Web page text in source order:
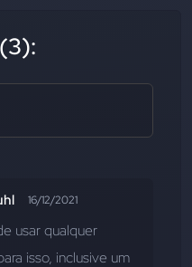
16/12/2021
usar qualquer
isso, inclusive um